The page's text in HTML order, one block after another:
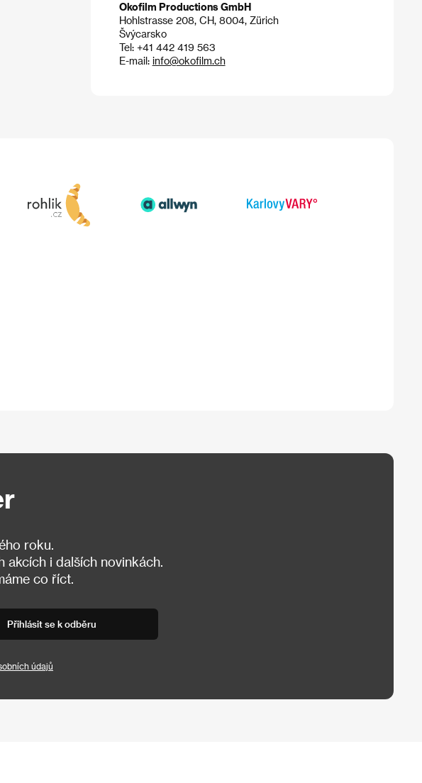
Okofilm Productions GmbH
Hohlstrasse 208, CH, 8004, Zürich
Švýcarsko
Tel: +41 442 419 563
E-mail: info@okofilm.ch
roku.
akcích i dalších novinkách.
co říct.
Přihlásit se k odběru
údajů